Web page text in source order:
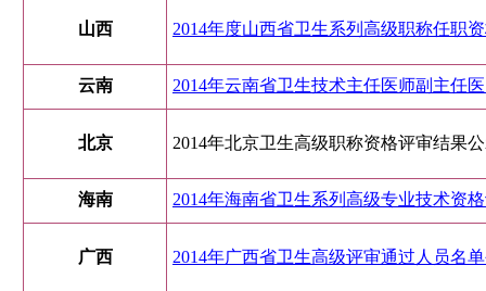
山西 2014年度山西省卫生系列高级职称任职
云南 2014年云南省卫生技术主任医师副主任
北京 2014年北京卫生高级职称资格评审结果
海南 2014年海南省卫生系列高级专业技术资
广西 2014年广西省卫生高级评审通过人员名